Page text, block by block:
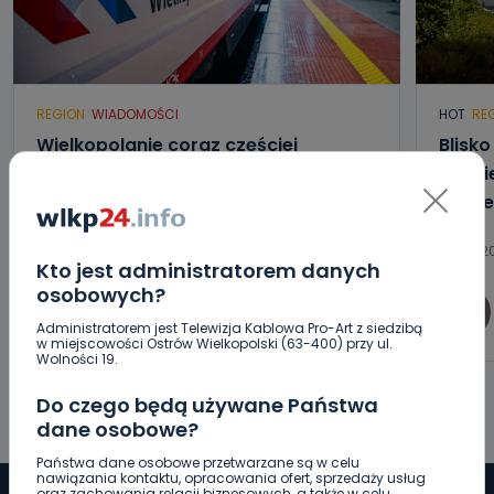
Kto jest administratorem danych
osobowych?
Administratorem jest Telewizja Kablowa Pro-Art z siedzibą
w miejscowości Ostrów Wielkopolski (63-400) przy ul.
Wolności 19.
Do czego będą używane Państwa
dane osobowe?
Państwa dane osobowe przetwarzane są w celu
nawiązania kontaktu, opracowania ofert, sprzedaży usług
REGION WIADOMOŚCI
Wielkopolanie coraz częściej
wypadają Koleje Wielkopolskie?
Paulina Szczepaniak
HOT